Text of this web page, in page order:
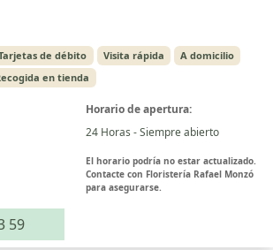
de débito Visita rápida
A domicilio
en tienda
Horario de apertura:
24 Horas - Siempre abierto
El horario podría no estar actualizado.
Contacte con Floristería Rafael Monzó
para asegurarse.
59